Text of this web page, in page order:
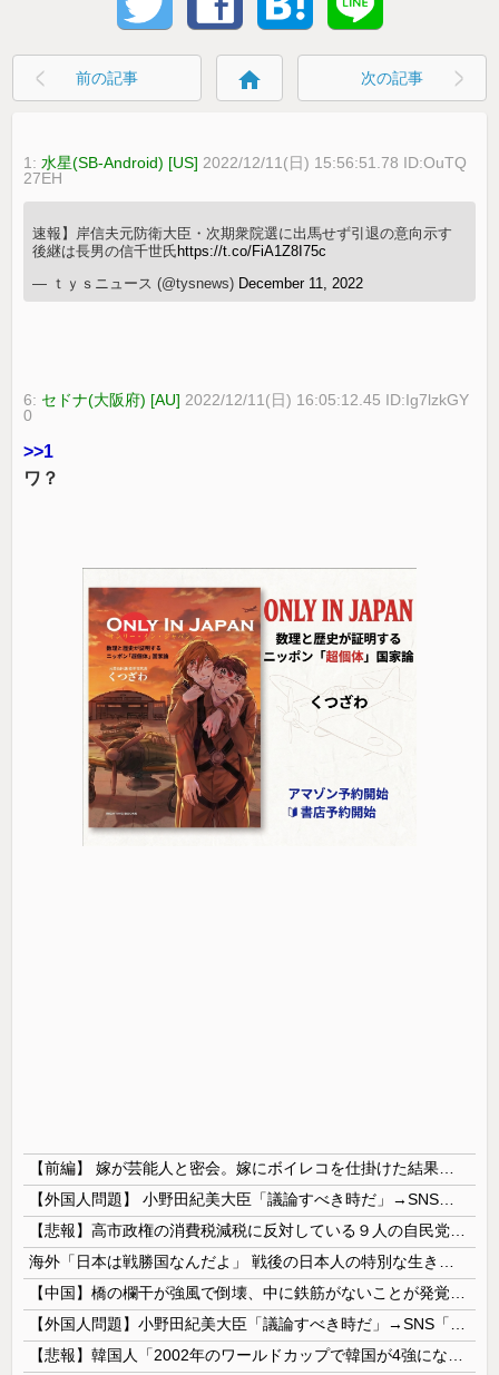
前の記事 home 次の記事
1:水星(SB-Android) [US] 2022/12/11(日) 15:56:51.78 ID:OuTQ
27EH
速報】岸信夫元防衛大臣・次期衆院選に出馬せず引退の意向示す
後継は長男の信千世氏 https://t.co/FiA1Z8I75c
— ｔｙｓニュース (@tysnews) December 11, 2022
6: セドナ(大阪府) [AU] 2022/12/11(日) 16:05:12.45 ID:Ig7lzkGY
0
>>1
ワ？